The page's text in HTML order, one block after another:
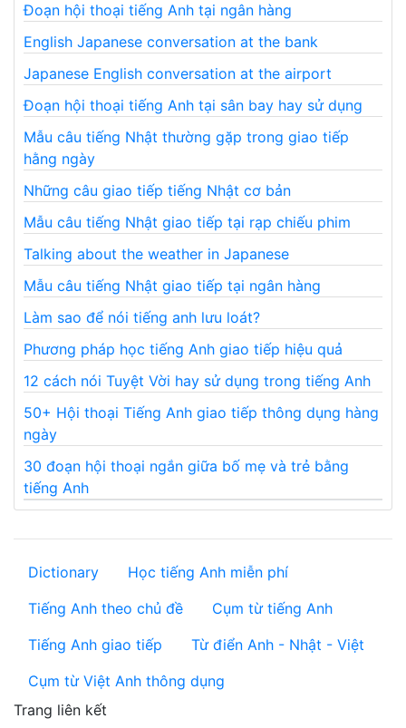
Đoạn hội thoại tiếng Anh tại ngân hàng
English Japanese conversation at the bank
Japanese English conversation at the airport
Đoạn hội thoại tiếng Anh tại sân bay hay sử dụng
Mẫu câu tiếng Nhật thường gặp trong giao tiếp
hằng ngày
Những câu giao tiếp tiếng Nhật cơ bản
Mẫu câu tiếng Nhật giao tiếp tại rạp chiếu phim
Talking about the weather in Japanese
Mẫu câu tiếng Nhật giao tiếp tại ngân hàng
Làm sao để nói tiếng anh lưu loát?
Phương pháp học tiếng Anh giao tiếp hiệu quả
12 cách nói Tuyệt Vời hay sử dụng trong tiếng Anh
50+ Hội thoại Tiếng Anh giao tiếp thông dụng hàng
ngày
30 đoạn hội thoại ngắn giữa bố mẹ và trẻ bằng
tiếng Anh
Dictionary
Học tiếng Anh miễn phí
Tiếng Anh theo chủ đề
Cụm từ tiếng Anh
Tiếng Anh giao tiếp
Từ điển Anh - Nhật - Việt
Cụm từ Việt Anh thông dụng
Trang liên kết